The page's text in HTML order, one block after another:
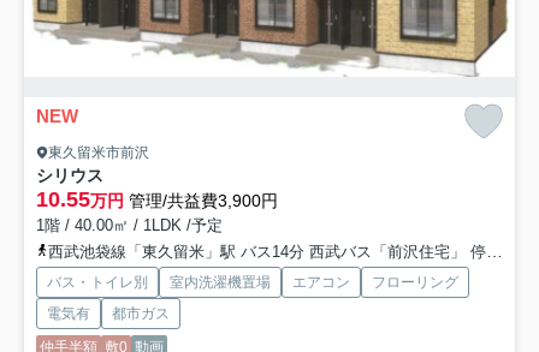
NEW
東久留米市前沢
シリウス
10.55万円 管理/共益費3,900円
1階 / 40.00㎡ / 1LDK /予定
西武池袋線「東久留米」駅 バス14分 西武バス「前沢住宅」 停歩7分
バス・トイレ別 室内洗濯機置場 エアコン
フローリング
電気有
都市ガス
仲手半額 敷0 動画